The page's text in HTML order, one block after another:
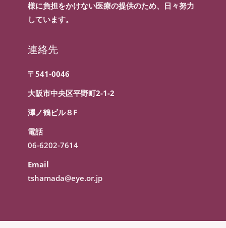
様に負担をかけない医療の提供のため、日々努力
しています。
連絡先
〒541-0046
大阪市中央区平野町2-1-2
澤ノ鶴ビル８F
電話
06-6202-7614
Email
tshamada@eye.or.jp